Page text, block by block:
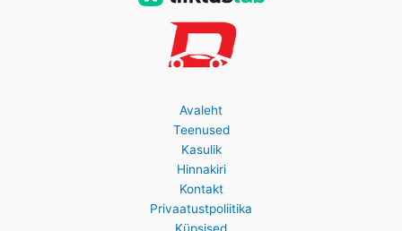
Avaleht
Teenused
Kasulik
Hinnakiri
Kontakt
Privaatustpoliitika